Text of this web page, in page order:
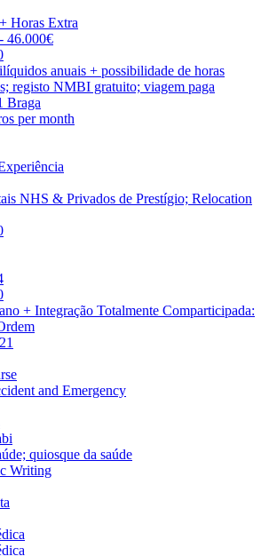
Horas Extra
46.000€
anuais + possibilidade de horas
registo NMBI gratuito; viagem paga
Braga
per month
NHS & Privados de Prestígio; Relocation
+ Integração Totalmente Comparticipada:
and Emergency
quiosque da saúde
Writing